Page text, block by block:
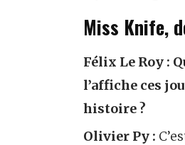
Miss Knife,
Félix Le Roy :
l’affiche ces
histoire ?
Olivier Py :